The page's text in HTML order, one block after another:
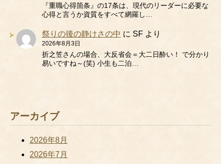
『重職心得箇条』の17条は、現代のリーダーに必要な
心得と言うか資質をすべて網羅し…
祭りの後の静けさの中 に SF より
2026年8月3日
折之笠さんの場合、大反省会＝大二日酔い！ で分かり
易いですね～(笑) 小生も二泊…
アーカイブ
2026年8月
2026年7月